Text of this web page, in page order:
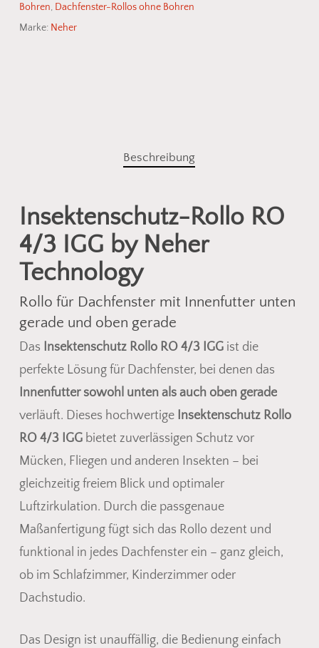
Bohren, Dachfenster-Rollos ohne Bohren
Marke: Neher
Beschreibung
Insektenschutz-Rollo RO
4/3 IGG by Neher
Technology
Rollo für Dachfenster mit Innenfutter unten
gerade und oben gerade
Das Insektenschutz Rollo RO 4/3 IGGist die
perfekte Lösung für Dachfenster, bei denen das
Innenfutter sowohl unten als auch oben gerade
verläuft. Dieses hochwertige Insektenschutz Rollo
RO 4/3 IGGbietet zuverlässigen Schutz vor
Mücken, Fliegen und anderen Insekten – bei
gleichzeitig freiem Blick und optimaler
Luftzirkulation. Durch die passgenaue
Maßanfertigung fügt sich das Rollo dezent und
funktional in jedes Dachfenster ein – ganz gleich,
ob im Schlafzimmer, Kinderzimmer oder
Dachstudio.
Das Design ist unauffällig, die Bedienung einfach